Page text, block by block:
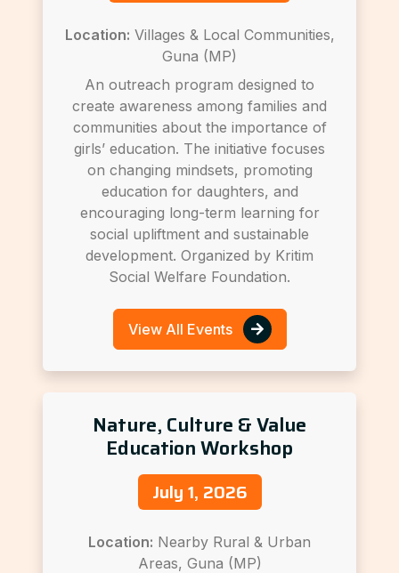
Location: Villages & Local Communities,
Guna (MP)
An outreach program designed to
create awareness among families and
communities about the importance of
girls’ education. The initiative focuses
on changing mindsets, promoting
education for daughters, and
encouraging long-term learning for
social upliftment and sustainable
development. Organized by Kritim
Social Welfare Foundation.
View All Events
Nature, Culture & Value
Education Workshop
July 1, 2026
Location: Nearby Rural & Urban
Areas, Guna (MP)